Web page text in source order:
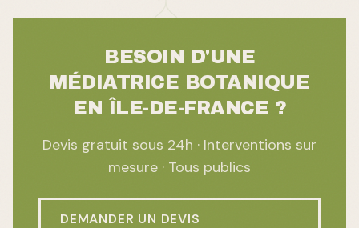
BESOIN D'UNE
MÉDIATRICE BOTANIQUE
EN ÎLE-DE-FRANCE ?
Devis gratuit sous 24h · Interventions sur
mesure · Tous publics
DEMANDER UN DEVIS